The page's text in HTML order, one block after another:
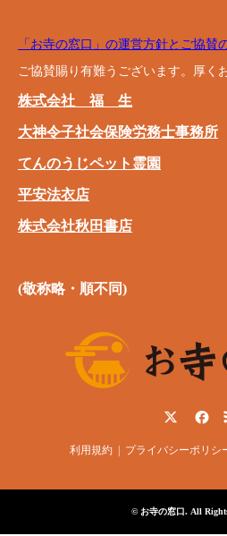
「お寺の窓口」の運営方針とご協賛
ご協賛賜り有難うございます。厚く
株式会社 福 生
大神令子社会保険労務士事務所
てんのうじペット霊園
平安法衣店
株式会社秋田書店
(敬称略・順不同)
利用規約 プライバシーポリシ
©お寺の窓口. All